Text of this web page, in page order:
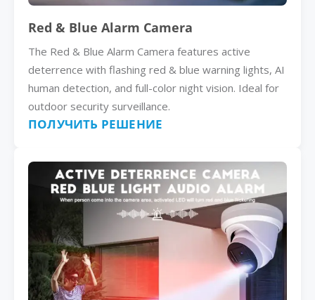
Red & Blue Alarm Camera
The Red & Blue Alarm Camera features active
deterrence with flashing red & blue warning lights, AI
human detection, and full-color night vision. Ideal for
outdoor security surveillance.
ПОЛУЧИТЬ РЕШЕНИЕ